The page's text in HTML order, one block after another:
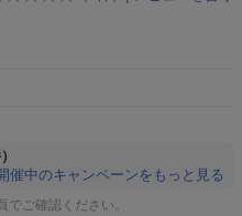
催中のキャンペーンをもっと見る
ご確認ください。